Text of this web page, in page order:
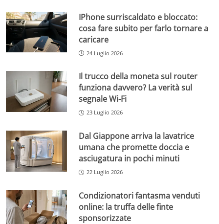
IPhone surriscaldato e bloccato:
cosa fare subito per farlo tornare a
caricare
24 Luglio 2026
Il trucco della moneta sul router
funziona davvero? La verità sul
segnale Wi-Fi
23 Luglio 2026
Dal Giappone arriva la lavatrice
umana che promette doccia e
asciugatura in pochi minuti
22 Luglio 2026
Condizionatori fantasma venduti
online: la truffa delle finte
sponsorizzate